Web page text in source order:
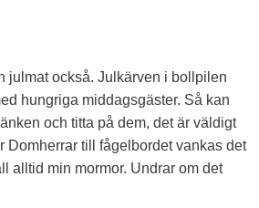
julmat också. Julkärven i bollpilen
hungriga middagsgäster. Så kan
och titta på dem, det är väldigt
Domherrar till fågelbordet vankas det
alltid min mormor. Undrar om det